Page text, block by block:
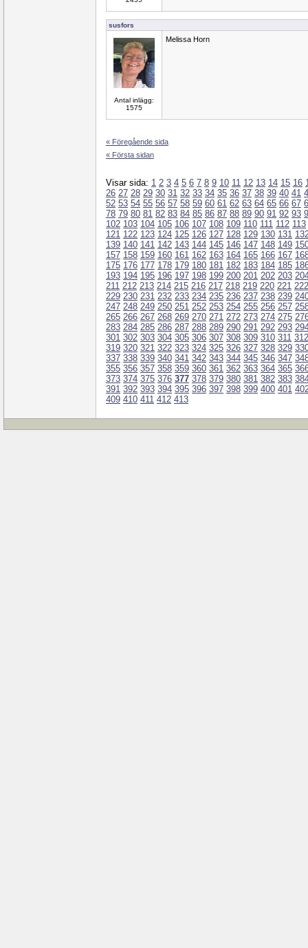
susfors
Antal inlägg:
1575
Melissa Horn
« Föregående sida
« Första sidan
Visar sida: 1 2 3 4 5 6 7 8 9 10 11 12 13 14 15 16
26 27 28 29 30 31 32 33 34 35 36 37 38 39 40 41
52 53 54 55 56 57 58 59 60 61 62 63 64 65 66 67
78 79 80 81 82 83 84 85 86 87 88 89 90 91 92 93
102 103 104 105 106 107 108 109 110 111 112 113
121 122 123 124 125 126 127 128 129 130 131
139 140 141 142 143 144 145 146 147 148 149
157 158 159 160 161 162 163 164 165 166 167
175 176 177 178 179 180 181 182 183 184 185
193 194 195 196 197 198 199 200 201 202 203
211 212 213 214 215 216 217 218 219 220 221 222
229 230 231 232 233 234 235 236 237 238 239
247 248 249 250 251 252 253 254 255 256 257
265 266 267 268 269 270 271 272 273 274 275
283 284 285 286 287 288 289 290 291 292 293
301 302 303 304 305 306 307 308 309 310 311 312
319 320 321 322 323 324 325 326 327 328 329
337 338 339 340 341 342 343 344 345 346 347
355 356 357 358 359 360 361 362 363 364 365
373 374 375 376 377 378 379 380 381 382 383
391 392 393 394 395 396 397 398 399 400 401
409 410 411 412 413